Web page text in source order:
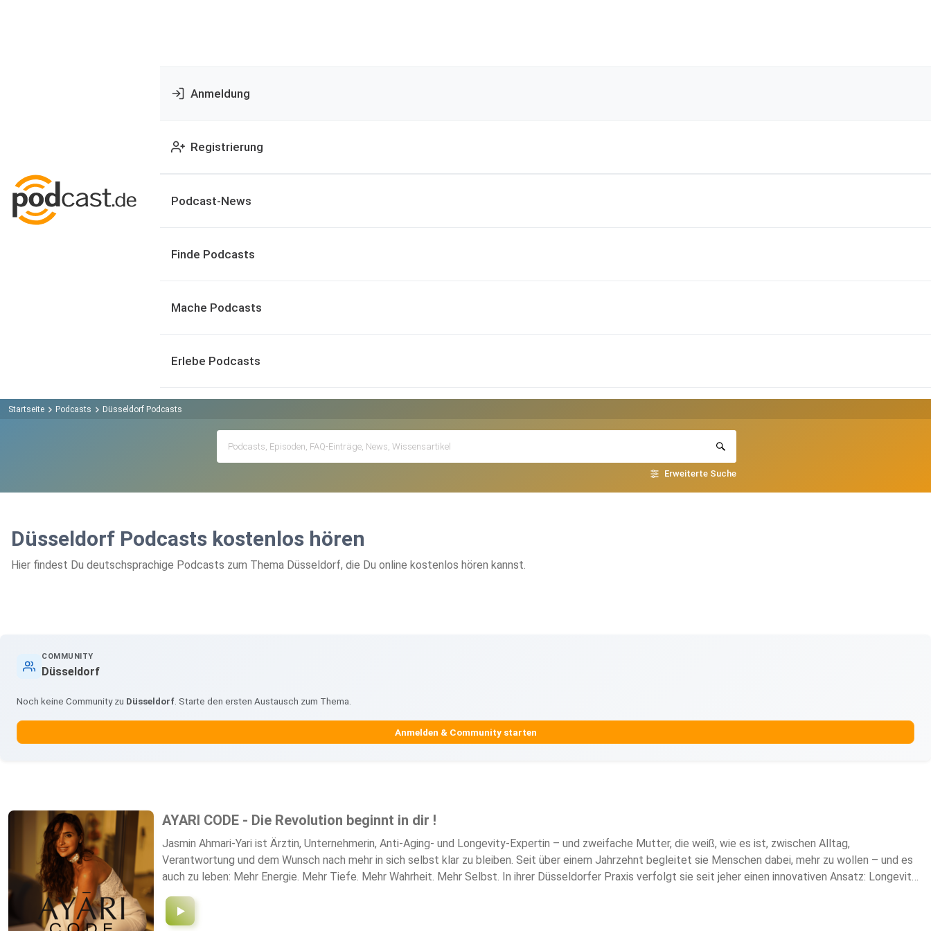
Anmeldung
Registrierung
Podcast-News
Finde Podcasts
Mache Podcasts
Erlebe Podcasts
Startseite Podcasts Düsseldorf Podcasts
Erweiterte Suche
Düsseldorf Podcasts kostenlos hören
Hier findest Du deutschsprachige Podcasts zum Thema Düsseldorf, die Du online kostenlos hören kannst.
AYARI CODE - Die Revolution beginnt in dir !
Jasmin Ahmari-Yari ist Ärztin, Unternehmerin, Anti-Aging- und Longevity-Expertin – und zweifache Mutter, die weiß, wie es ist, zwischen Alltag,
Verantwortung und dem Wunsch nach mehr in sich selbst klar zu bleiben. Seit über einem Jahrzehnt begleitet sie Menschen dabei, mehr zu wollen – und es
auch zu leben: Mehr Energie. Mehr Tiefe. Mehr Wahrheit. Mehr Selbst. In ihrer Düsseldorfer Praxis verfolgt sie seit jeher einen innovativen Ansatz: Longevity
trifft Ästhetik. Innen trifft Außen. Denn was bringt es, eine Falte zu glätten, wenn Müdigkeit, innere Unruhe oder hormonelles Ungleichgewicht darunter
liegen? Es geht nicht darum, auszusehen wie eine Schablone. Sondern wie deine beste Version – natürlich, klar, präsent. AYARI CODE ist der Podcast für
Menschen, die nicht länger in Schubladen denken. Die offen sind für Neues – aber kritisch bleiben. Die bereit sind, ihren Körper, ihr Denken und ihr Leben neu
COMMUNITY
Düsseldorf
Noch keine Community zu Düsseldorf . Starte den ersten Austausch zum Thema.
Anmelden & Community starten